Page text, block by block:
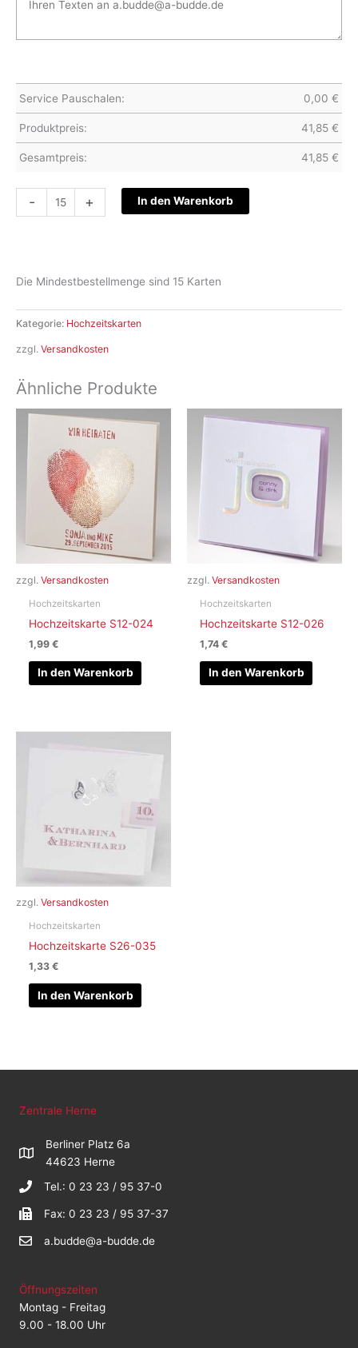
Service Pauschalen: 0,00 €
Produktpreis: 41,85 €
Gesamtpreis: 41,85 €
-
Hochzeitskarte
S24-
+ In den Warenkorb
Die Mindestbestellmenge sind 15 Karten
Kategorie: Hochzeitskarten
zzgl. Versandkosten
Ähnliche Produkte
zzgl. Versandkosten
Hochzeitskarten
Hochzeitskarte S12-024
1,99€
In den Warenkorb
zzgl. Versandkosten
Hochzeitskarten
Hochzeitskarte S12-026
1,74€
In den Warenkorb
zzgl. Versandkosten
Hochzeitskarten
Hochzeitskarte S26-035
1,33€
In den Warenkorb
Zentrale Herne
Berliner Platz 6a
44623 Herne
Tel.: 0 23 23 / 95 37-0
Fax: 0 23 23 / 95 37-37
a.budde@a-budde.de
Öffnungszeiten
Montag - Freitag
9.00 - 18.00 Uhr